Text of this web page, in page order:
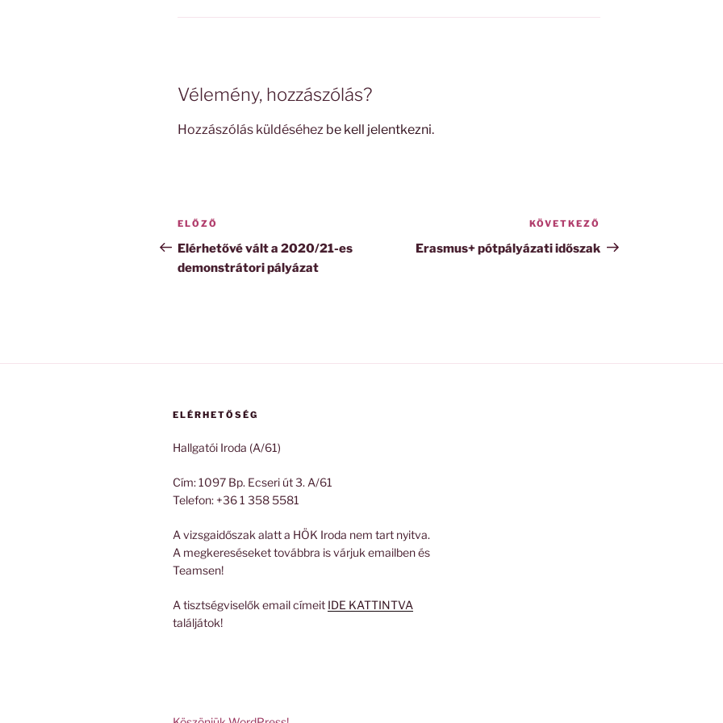
Vélemény, hozzászólás?
Hozzászólás küldéséhez be kell jelentkezni.
Bejegyzés
navigáció
Korábbi
bejegyzés
ELŐZŐ
Elérhetővé vált a 2020/21-es
demonstrátori pályázat
bejegyzés
KÖVETKEZŐ
Erasmus+ pótpályázati időszak
ELÉRHETŐSÉG
Hallgatói Iroda (A/61)
Cím: 1097 Bp. Ecseri út 3. A/61
Telefon: +36 1 358 5581
A vizsgaidőszak alatt a HÖK Iroda nem tart nyitva.
A megkereséseket továbbra is várjuk emailben és
Teamsen!
A tisztségviselők email címeit IDE KATTINTVA
találjátok!